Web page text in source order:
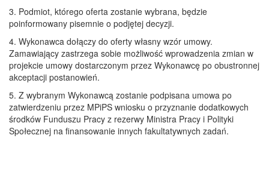
3. Podmiot, którego oferta zostanie wybrana, będzie
poinformowany pisemnie o podjętej decyzji.
4. Wykonawca dołączy do oferty własny wzór umowy.
Zamawiający zastrzega sobie możliwość wprowadzenia zmian w
projekcie umowy dostarczonym przez Wykonawcę po obustronnej
akceptacji postanowień.
5. Z wybranym Wykonawcą zostanie podpisana umowa po
zatwierdzeniu przez MPiPS wniosku o przyznanie dodatkowych
środków Funduszu Pracy z rezerwy Ministra Pracy i Polityki
Społecznej na finansowanie innych fakultatywnych zadań.